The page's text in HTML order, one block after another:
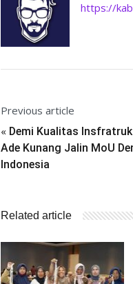
https://
Previous article
« Demi Kualitas
Ade Kunang Jalin MoU
Indonesia
Related article